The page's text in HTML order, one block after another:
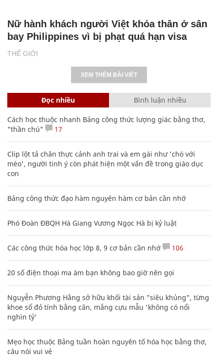
THẾ GIỚI
Nữ hành khách người Việt khỏa thân ở sân
bay Philippines vì bị phạt quá hạn visa
XEM THÊM BÀI VIẾT
Đọc nhiều Bình luận nhiều
Cách học thuộc nhanh Bảng công thức lượng giác bằng thơ,
"thần chú"
17
Clip lột tả chân thực cảnh anh trai và em gái như 'chó với
mèo', người tinh ý còn phát hiện một vấn đề trong giáo dục
con
Bảng công thức đạo hàm nguyên hàm cơ bản cần nhớ
Phó Đoàn ĐBQH Hà Giang Vương Ngọc Hà bị kỷ luật
Các công thức hóa học lớp 8, 9 cơ bản cần nhớ 106
20 số điện thoại ma ám bạn không bao giờ nên gọi
Nguyễn Phương Hằng sở hữu khối tài sản "siêu khủng", từng
khoe sổ đỏ tính bằng cân, mắng cựu mẫu 'không có nổi
nghìn tỷ'
Mẹo học thuộc Bảng tuần hoàn nguyên tố hóa học bằng thơ,
câu nói vui vẻ